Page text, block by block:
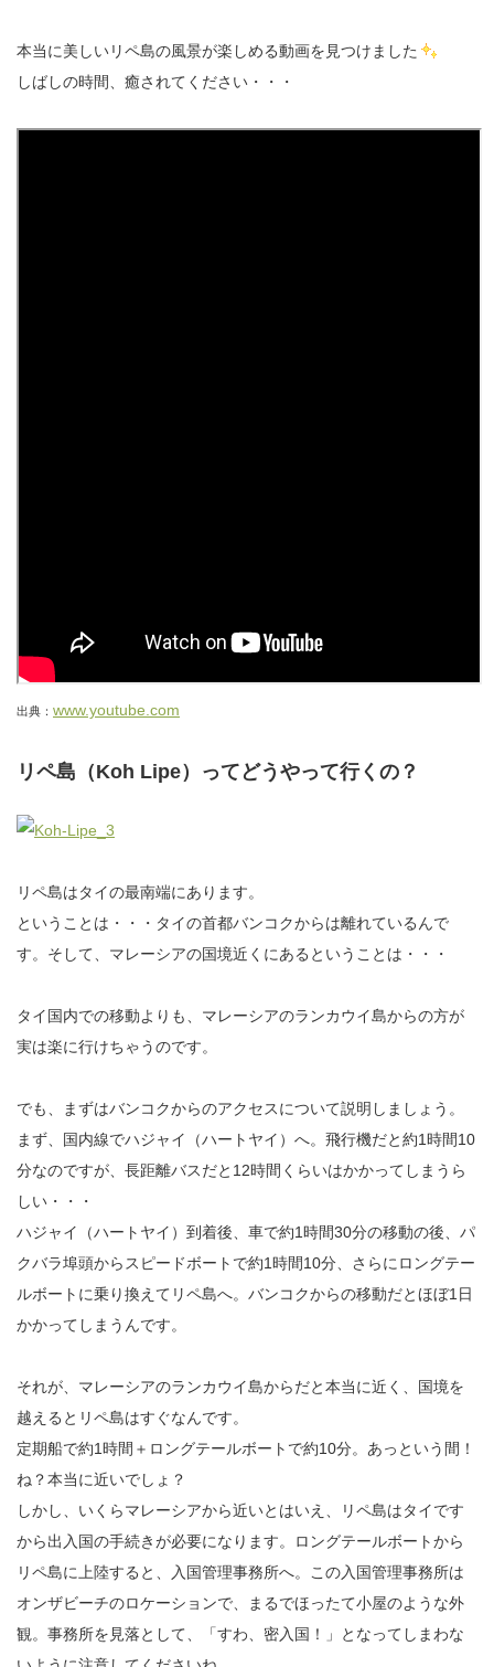
本当に美しいリペ島の風景が楽しめる動画を見つけました
しばしの時間、癒されてください・・・
出典： www.youtube.com
リペ島（Koh Lipe）ってどうやって行くの？
リペ島はタイの最南端にあります。
ということは・・・タイの首都バンコクからは離れているんで
す。そして、マレーシアの国境近くにあるということは・・・
タイ国内での移動よりも、マレーシアのランカウイ島からの方が
実は楽に行けちゃうのです。
でも、まずはバンコクからのアクセスについて説明しましょう。
まず、国内線でハジャイ（ハートヤイ）へ。飛行機だと約1時間10
分なのですが、長距離バスだと12時間くらいはかかってしまうら
しい・・・
ハジャイ（ハートヤイ）到着後、車で約1時間30分の移動の後、パ
クバラ埠頭からスピードボートで約1時間10分、さらにロングテー
ルボートに乗り換えてリペ島へ。バンコクからの移動だとほぼ1日
かかってしまうんです。
それが、マレーシアのランカウイ島からだと本当に近く、国境を
越えるとリペ島はすぐなんです。
定期船で約1時間＋ロングテールボートで約10分。あっという間！
ね？本当に近いでしょ？
しかし、いくらマレーシアから近いとはいえ、リペ島はタイです
から出入国の手続きが必要になります。ロングテールボートから
リペ島に上陸すると、入国管理事務所へ。この入国管理事務所は
オンザビーチのロケーションで、まるでほったて小屋のような外
観。事務所を見落として、「すわ、密入国！」となってしまわな